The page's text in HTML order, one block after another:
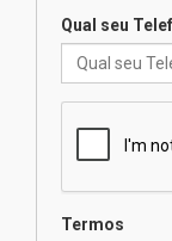
Qual seu
Termos